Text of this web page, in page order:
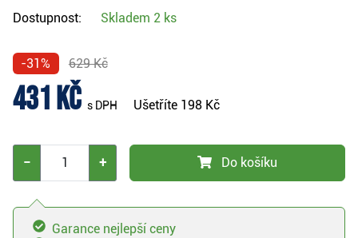
Dostupnost: Skladem 2 ks
-31% 629 Kč
431 Kč s DPH Ušetříte 198 Kč
− + Do košíku
Garance nejlepší ceny